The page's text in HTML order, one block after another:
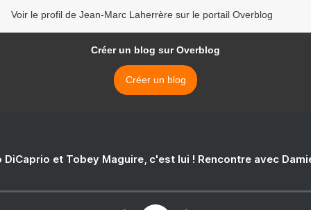
Voir le profil de Jean-Marc Laherrère sur le portail Overblog
Créer un blog sur Overblog
Créer un blog
DiCaprio et Tobey Maguire, c'est lui ! Rencontre avec